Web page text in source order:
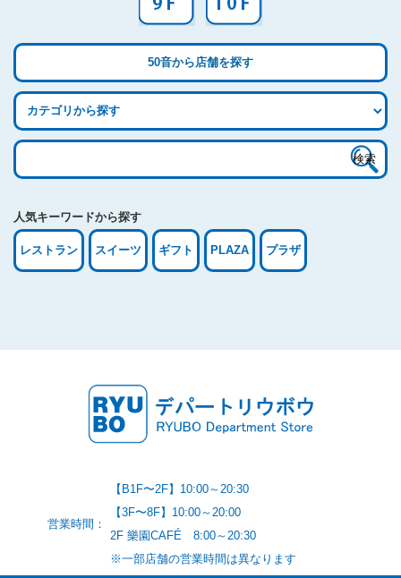
50音から店舗を探す
検
索:
人気キーワードから探す
レストラン スイーツ ギフト PLAZA プラザ
営業時間：
【B1F〜2F】10:00～20:30
【3F〜8F】10:00～20:00
2F 樂園CAFÉ 8:00～20:30
※一部店舗の営業時間は異なります